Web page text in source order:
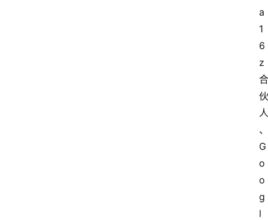
a
1
6
z
合
伙
人
、
G
o
o
g
l